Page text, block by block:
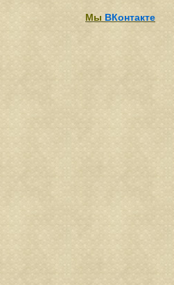
Мы ВКонтакте